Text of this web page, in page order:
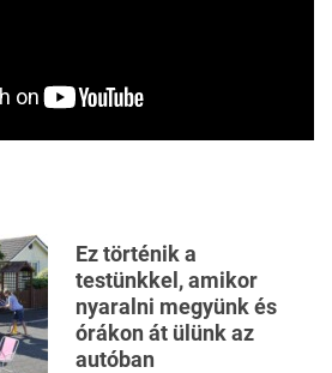
Ez történik a
testünkkel, amikor
nyaralni megyünk és
órákon át ülünk az
autóban